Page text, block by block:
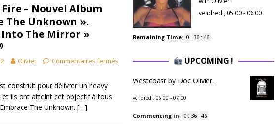
– Nouvel Album
The Unknown ».
Into The Mirror »
Olivier Commentaires fermés
construit pour délivrer un heavy
et ils ont atteint cet objectif à tous
The Unknown. […]
vendredi, 05:00 - 06:00
Remaining Time: 0 : 36 : 44
UPCOMING !
Westcoast by Doc Olivier.
vendredi, 06:00 - 07:00
Commencing in: 0 : 36 : 44